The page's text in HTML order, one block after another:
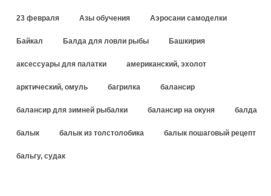
23 февраля Азы обучения Аэросани самоделки
Байкал Балда для ловли рыбы Башкирия
аксессуары для палатки американский, эхолот
арктический, омуль багрилка балансир
балансир для зимней рыбалки балансир на окуня балда
балык балык из толстолобика балык пошаговый рецепт
бальгу, судак